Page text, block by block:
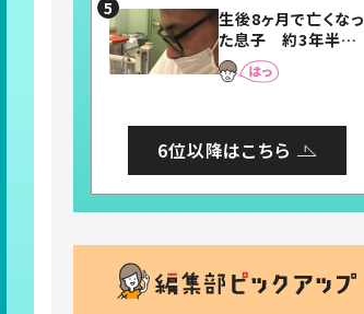
まらない」「幸せにな
れる」
生後8ヶ月で亡くなっ
た息子 約3年半
後、当時の妻の日記
に書いてあった本音
6位以降はこちら